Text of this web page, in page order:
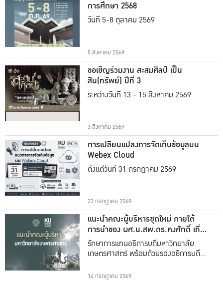
การศึกษา 2568
วันที่ 5-8 ตุลาคม 2569
5 สิงหาคม 2569
ขอเชิญร่วมงาน สะสมศิลป์ เป็น
สิน(ทรัพย์) ปีที่ 3
ระหว่างวันที่ 13 - 15 สิงหาคม 2569
3 สิงหาคม 2569
การเปลี่ยนแปลงการจัดเก็บข้อมูลบน
Webex Cloud
ตั้งแต่วันที่ 31 กรกฎาคม 2569
22 กรกฎาคม 2569
แนะนำคณะผู้บริหารชุดใหม่ ภายใต้
การนำของ ผศ.น.สพ.ดร.คงศักดิ์ เที่ยง
ธรรม
รักษาการแทนอธิการบดีมหาวิทยาลัย
เกษตรศาสตร์ พร้อมด้วยรองอธิการบดีทั้ง
14 กรกฎาคม 2569